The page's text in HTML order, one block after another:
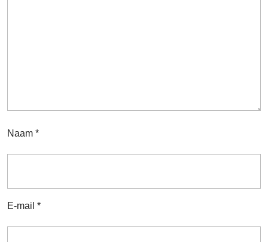
Naam *
E-mail *